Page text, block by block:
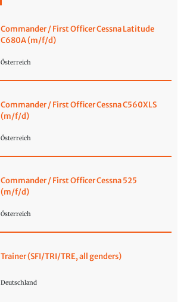
Commander / First Officer Cessna Latitude
C680A (m/f/d)
Österreich
Commander / First Officer Cessna C560XLS
(m/f/d)
Österreich
Commander / First Officer Cessna 525
(m/f/d)
Österreich
Trainer (SFI/TRI/TRE, all genders)
Deutschland